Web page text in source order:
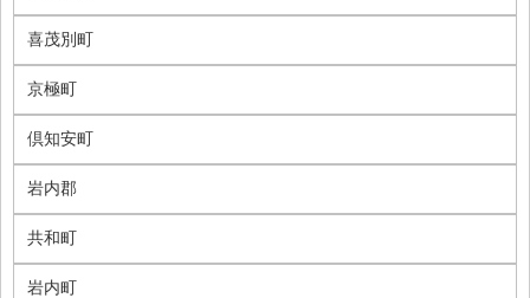
喜茂別町
京極町
倶知安町
岩内郡
共和町
岩内町